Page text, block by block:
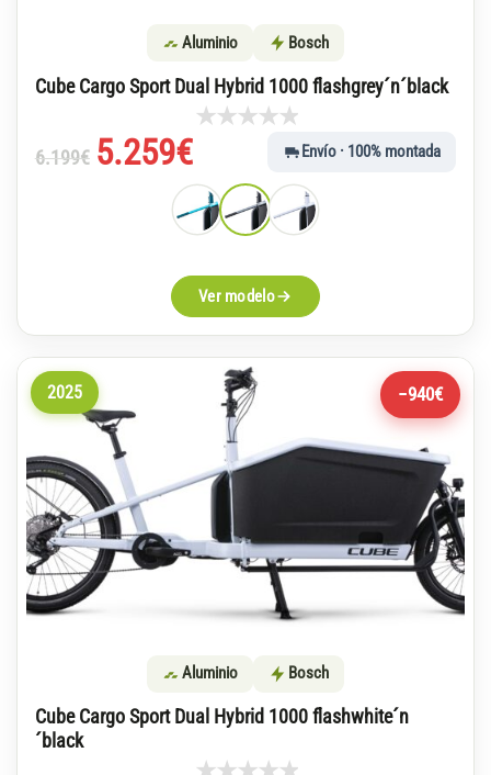
Aluminio Bosch
Cube Cargo Sport Dual Hybrid 1000 flashgrey´n´black
Envío · 100% montada
6.199€
El
5.259€
El
Ver modelo
2025 −940€
Aluminio Bosch
Cube Cargo Sport Dual Hybrid 1000 flashwhite´n
´black